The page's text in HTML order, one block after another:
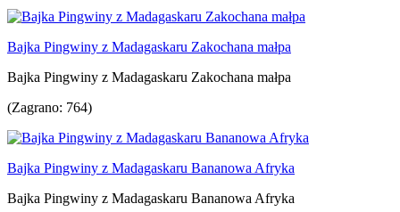
Bajka Pingwiny z Madagaskaru Zakochana małpa
Bajka Pingwiny z Madagaskaru Zakochana małpa
(Zagrano: 764)
Bajka Pingwiny z Madagaskaru Bananowa Afryka
Bajka Pingwiny z Madagaskaru Bananowa Afryka